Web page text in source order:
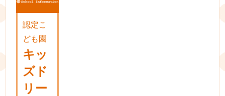
認定こ
ども園
キッ
ズド
リー